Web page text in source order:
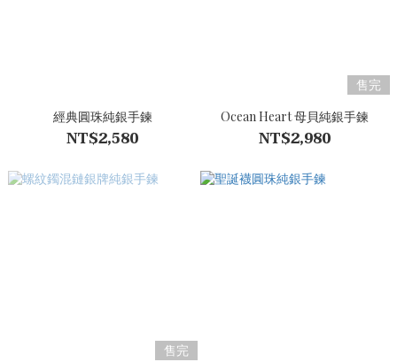
經典圓珠純銀手鍊
NT$2,580
售完
Ocean Heart 母貝純銀手鍊
NT$2,980
售完